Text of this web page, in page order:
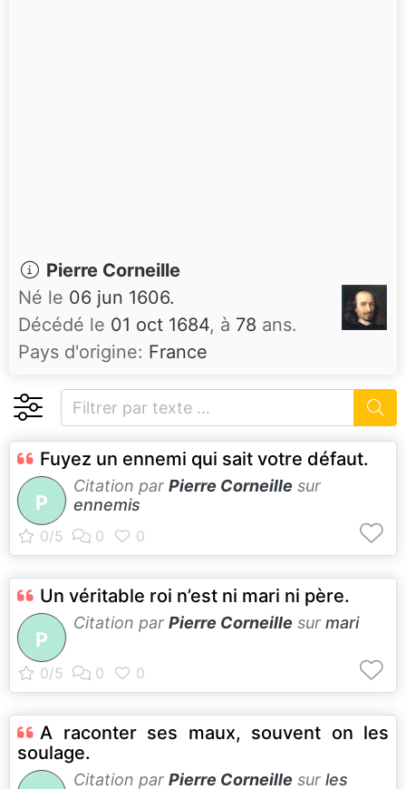
Pierre Corneille
Né le 06 jun 1606.
Décédé le 01 oct 1684, à 78 ans.
Pays d'origine: France
Fuyez un ennemi qui sait votre défaut.
P
Citation par Pierre Corneille sur
ennemis
Un véritable roi n’est ni mari ni père.
P
Citation par Pierre Corneille sur mari
A raconter ses maux, souvent on les
soulage.
Citation par Pierre Corneille sur les